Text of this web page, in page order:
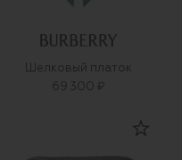
Шелковый платок
69 300 ₽